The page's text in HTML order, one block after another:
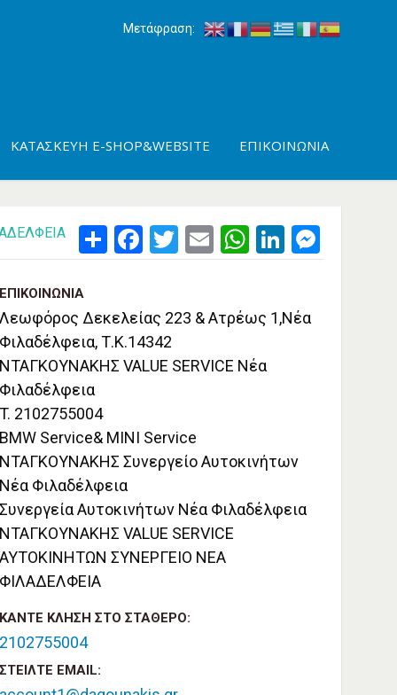
Μετάφραση:
ΚΑΤΑΣΚΕΥΉ E-SHOP&WEBSITE ΕΠΙΚΟΙΝΩΝΊΑ
Share FacebookTwitter Email WhatsAppLinkedIn
ΕΠΙΚΟΙΝΩΝΊΑ
Λεωφόρος Δεκελείας 223 & Ατρέως 1,Νέα
Φιλαδέλφεια, Τ.Κ.14342
ΝΤΑΓΚΟΥΝΑΚΗΣ VALUE SERVICE Νέα
Φιλαδέλφεια
T. 2102755004
BMW Service& MINI Service
ΝΤΑΓΚΟΥΝΑΚΗΣ Συνεργείο Αυτοκινήτων
Νέα Φιλαδέλφεια
Συνεργεία Αυτοκινήτων Νέα Φιλαδέλφεια
ΝΤΑΓΚΟΥΝΑΚΗΣ VALUE SERVICE
ΑΥΤΟΚΙΝΗΤΩΝ ΣΥΝΕΡΓΕΙΟ ΝΕΑ
ΦΙΛΑΔΕΛΦΕΙΑ
ΚΆΝΤΕ ΚΛΉΣΗ ΣΤΟ ΣΤΑΘΕΡΌ:
2102755004
ΣΤΕΊΛΤΕ EMAIL: